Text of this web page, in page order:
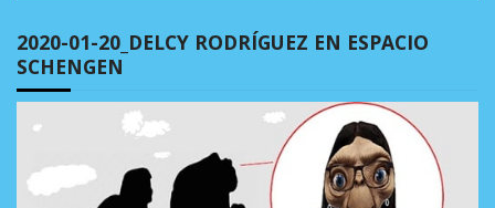
2020-01-20_DELCY RODRÍGUEZ EN ESPACIO
SCHENGEN